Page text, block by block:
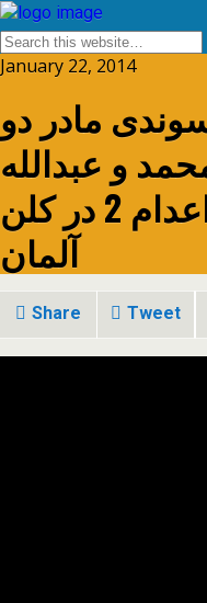
January 22, 2014
مادر دو
و عبدالله
فتحی به کنفرانس اعدام 2 در کلن
آلمان
Share Tweet